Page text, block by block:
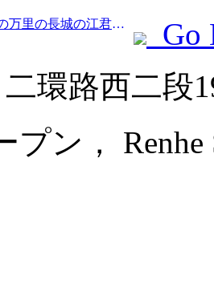
Prev:北京市平谷区の万里の長城の江君関区間は、早ければ2026年末にも一般公開される予定だ。
Go
環路西二段
プン， Renhe